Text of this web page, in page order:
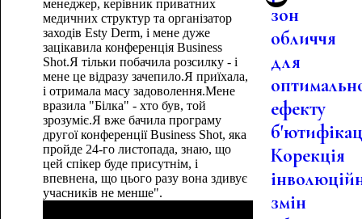
менеджер, керівник приватних
медичних структур та організатор
заходів Esty Derm, і мене дуже
зацікавила конференція Business
Shot.Я тільки побачила розсилку - і
мене це відразу зачепило.Я приїхала,
і отримала масу задоволення.Мене
вразила "Білка" - хто був, той
зрозуміє.Я вже бачила програму
другої конференції Business Shot, яка
пройде 24-го листопада, знаю, що
цей спікер буде присутнім, і
впевнена, що цього разу вона здивує
учасників не менше".
зон
обличчя
для
ефекту
Корекція
змін